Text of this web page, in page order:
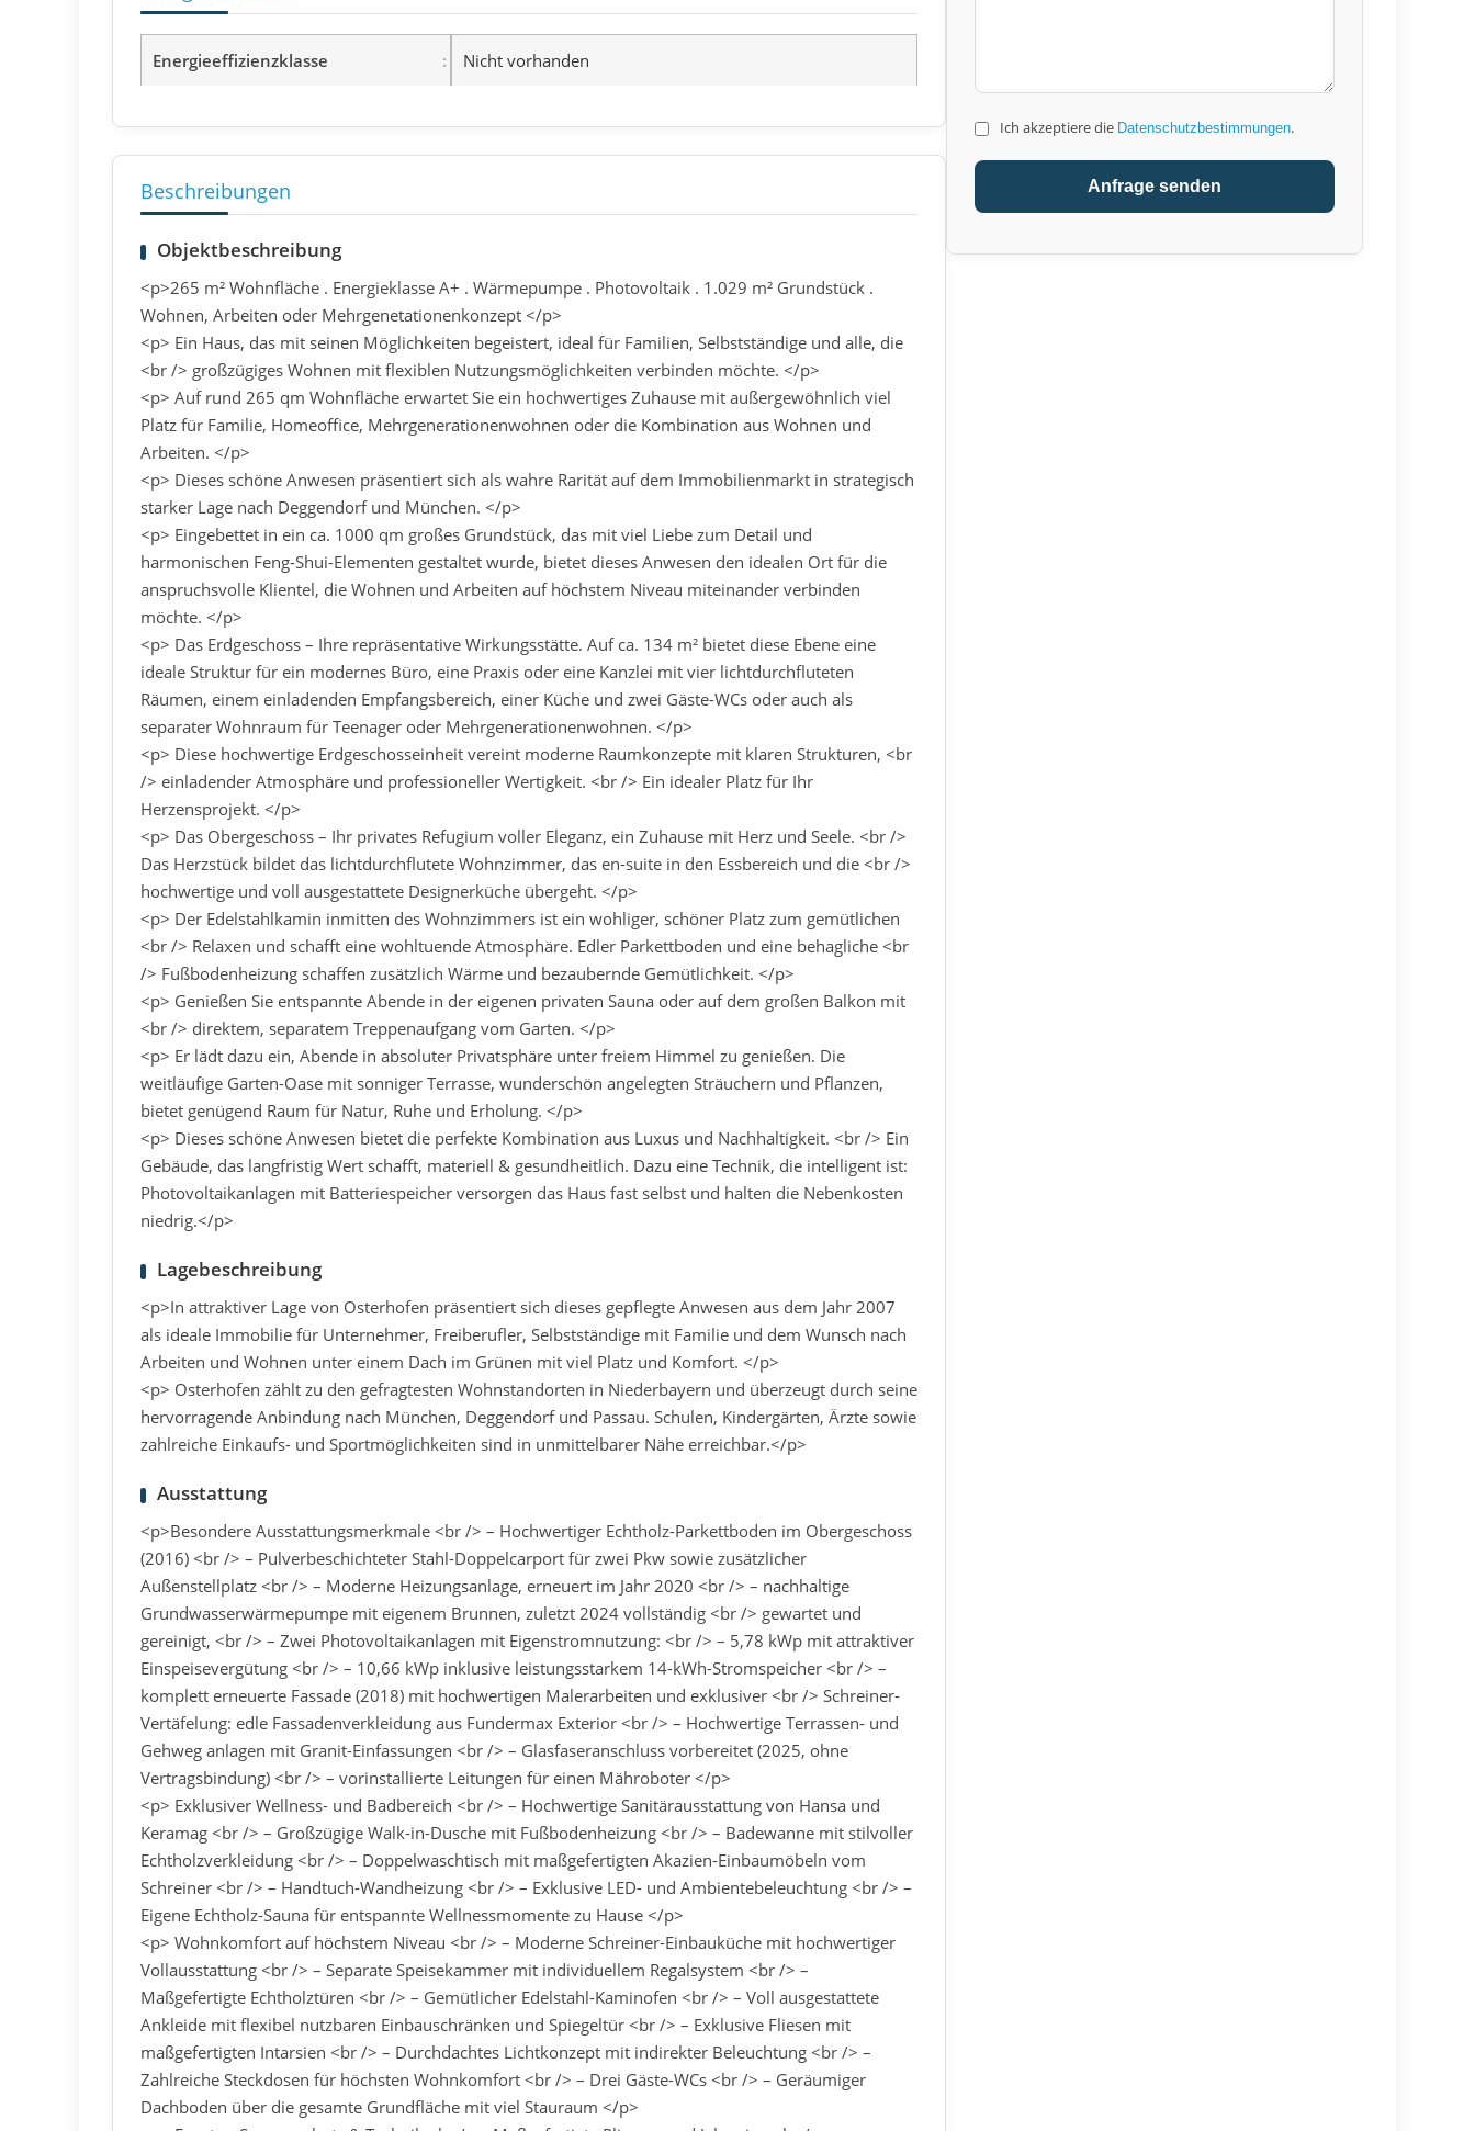
Energieeffizienzklasse Nicht vorhanden
Beschreibungen
Objektbeschreibung
<p>265 m² Wohnfläche . Energieklasse A+ . Wärmepumpe . Photovoltaik . 1.029 m² Grundstück .
Wohnen, Arbeiten oder Mehrgenetationenkonzept </p>
<p> Ein Haus, das mit seinen Möglichkeiten begeistert, ideal für Familien, Selbstständige und alle, die
<br /> großzügiges Wohnen mit flexiblen Nutzungsmöglichkeiten verbinden möchte. </p>
<p> Auf rund 265 qm Wohnfläche erwartet Sie ein hochwertiges Zuhause mit außergewöhnlich viel
Platz für Familie, Homeoffice, Mehrgenerationenwohnen oder die Kombination aus Wohnen und
Arbeiten. </p>
<p> Dieses schöne Anwesen präsentiert sich als wahre Rarität auf dem Immobilienmarkt in strategisch
starker Lage nach Deggendorf und München. </p>
<p> Eingebettet in ein ca. 1000 qm großes Grundstück, das mit viel Liebe zum Detail und
harmonischen Feng-Shui-Elementen gestaltet wurde, bietet dieses Anwesen den idealen Ort für die
anspruchsvolle Klientel, die Wohnen und Arbeiten auf höchstem Niveau miteinander verbinden
möchte. </p>
<p> Das Erdgeschoss – Ihre repräsentative Wirkungsstätte. Auf ca. 134 m² bietet diese Ebene eine
ideale Struktur für ein modernes Büro, eine Praxis oder eine Kanzlei mit vier lichtdurchfluteten
Räumen, einem einladenden Empfangsbereich, einer Küche und zwei Gäste-WCs oder auch als
separater Wohnraum für Teenager oder Mehrgenerationenwohnen. </p>
<p> Diese hochwertige Erdgeschosseinheit vereint moderne Raumkonzepte mit klaren Strukturen, <br
/> einladender Atmosphäre und professioneller Wertigkeit. <br /> Ein idealer Platz für Ihr
Herzensprojekt. </p>
<p> Das Obergeschoss – Ihr privates Refugium voller Eleganz, ein Zuhause mit Herz und Seele. <br />
Das Herzstück bildet das lichtdurchflutete Wohnzimmer, das en-suite in den Essbereich und die <br />
hochwertige und voll ausgestattete Designerküche übergeht. </p>
<p> Der Edelstahlkamin inmitten des Wohnzimmers ist ein wohliger, schöner Platz zum gemütlichen
<br /> Relaxen und schafft eine wohltuende Atmosphäre. Edler Parkettboden und eine behagliche <br
/> Fußbodenheizung schaffen zusätzlich Wärme und bezaubernde Gemütlichkeit. </p>
<p> Genießen Sie entspannte Abende in der eigenen privaten Sauna oder auf dem großen Balkon mit
<br /> direktem, separatem Treppenaufgang vom Garten. </p>
<p> Er lädt dazu ein, Abende in absoluter Privatsphäre unter freiem Himmel zu genießen. Die
weitläufige Garten-Oase mit sonniger Terrasse, wunderschön angelegten Sträuchern und Pflanzen,
bietet genügend Raum für Natur, Ruhe und Erholung. </p>
<p> Dieses schöne Anwesen bietet die perfekte Kombination aus Luxus und Nachhaltigkeit. <br /> Ein
Gebäude, das langfristig Wert schafft, materiell & gesundheitlich. Dazu eine Technik, die intelligent ist:
Photovoltaikanlagen mit Batteriespeicher versorgen das Haus fast selbst und halten die Nebenkosten
niedrig.</p>
Lagebeschreibung
<p>In attraktiver Lage von Osterhofen präsentiert sich dieses gepflegte Anwesen aus dem Jahr 2007
als ideale Immobilie für Unternehmer, Freiberufler, Selbstständige mit Familie und dem Wunsch nach
Arbeiten und Wohnen unter einem Dach im Grünen mit viel Platz und Komfort. </p>
<p> Osterhofen zählt zu den gefragtesten Wohnstandorten in Niederbayern und überzeugt durch seine
hervorragende Anbindung nach München, Deggendorf und Passau. Schulen, Kindergärten, Ärzte sowie
zahlreiche Einkaufs- und Sportmöglichkeiten sind in unmittelbarer Nähe erreichbar.</p>
Ausstattung
<p>Besondere Ausstattungsmerkmale <br /> – Hochwertiger Echtholz-Parkettboden im Obergeschoss
(2016) <br /> – Pulverbeschichteter Stahl-Doppelcarport für zwei Pkw sowie zusätzlicher
Außenstellplatz <br /> – Moderne Heizungsanlage, erneuert im Jahr 2020 <br /> – nachhaltige
Grundwasserwärmepumpe mit eigenem Brunnen, zuletzt 2024 vollständig <br /> gewartet und
gereinigt, <br /> – Zwei Photovoltaikanlagen mit Eigenstromnutzung: <br /> – 5,78 kWp mit attraktiver
Einspeisevergütung <br /> – 10,66 kWp inklusive leistungsstarkem 14-kWh-Stromspeicher <br /> –
komplett erneuerte Fassade (2018) mit hochwertigen Malerarbeiten und exklusiver <br /> Schreiner-
Vertäfelung: edle Fassadenverkleidung aus Fundermax Exterior <br /> – Hochwertige Terrassen- und
Gehweg anlagen mit Granit-Einfassungen <br /> – Glasfaseranschluss vorbereitet (2025, ohne
Vertragsbindung) <br /> – vorinstallierte Leitungen für einen Mähroboter </p>
<p> Exklusiver Wellness- und Badbereich <br /> – Hochwertige Sanitärausstattung von Hansa und
Keramag <br /> – Großzügige Walk-in-Dusche mit Fußbodenheizung <br /> – Badewanne mit stilvoller
Echtholzverkleidung <br /> – Doppelwaschtisch mit maßgefertigten Akazien-Einbaumöbeln vom
Schreiner <br /> – Handtuch-Wandheizung <br /> – Exklusive LED- und Ambientebeleuchtung <br /> –
Eigene Echtholz-Sauna für entspannte Wellnessmomente zu Hause </p>
<p> Wohnkomfort auf höchstem Niveau <br /> – Moderne Schreiner-Einbauküche mit hochwertiger
Vollausstattung <br /> – Separate Speisekammer mit individuellem Regalsystem <br /> –
Maßgefertigte Echtholztüren <br /> – Gemütlicher Edelstahl-Kaminofen <br /> – Voll ausgestattete
Ankleide mit flexibel nutzbaren Einbauschränken und Spiegeltür <br /> – Exklusive Fliesen mit
maßgefertigten Intarsien <br /> – Durchdachtes Lichtkonzept mit indirekter Beleuchtung <br /> –
Zahlreiche Steckdosen für höchsten Wohnkomfort <br /> – Drei Gäste-WCs <br /> – Geräumiger
Dachboden über die gesamte Grundfläche mit viel Stauraum </p>
Ich akzeptiere die Datenschutzbestimmungen.
Anfrage senden